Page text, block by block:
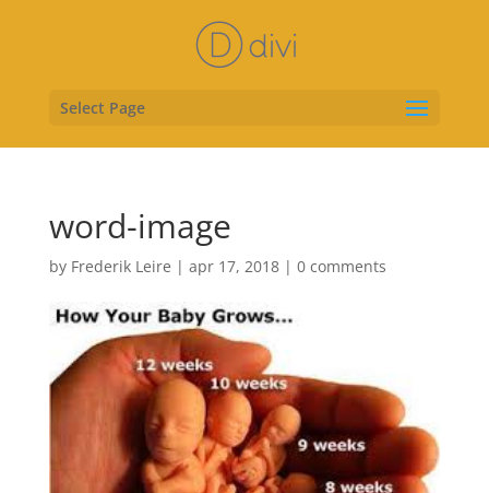
Select Page
word-image
by Frederik Leire | apr 17, 2018| 0 comments